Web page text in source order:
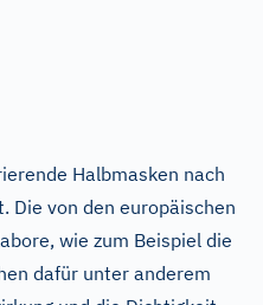
Halbmasken nach
Die von den europäischen
wie zum Beispiel die
dafür unter anderem